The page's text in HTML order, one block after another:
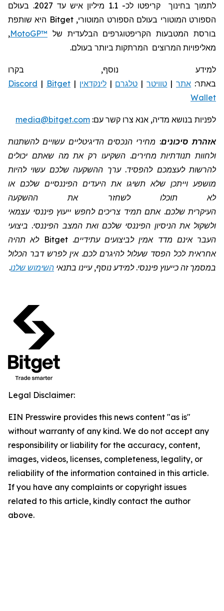
לתמוך בחינוך
קריפטו לכ- 1.1 מיליון איש עד 2027.
בעולם
הספורט המוטורי בעולם הספורט המוטורי, Bitget היא שותפת
בורסת המטבעות הקריפטוגרפים הבלעדית של MotoGP™
,
מאליפויות המרוצים המרתקות ביותר בעולם.
למידע נוסף, בקרו
באתר: אתר| טוויטר| טלגרם |לינקדאין |
Discord | Bitget
Wallet
לפניות בנושא מדיה, אנא צרו קשר עם: media@bitget.com
אזהרת סיכונים: מחירי הנכסים הדיגיטליים עשויים להשתנות
ולחוות תנודתיות מחירים. השקיעו רק את מה שאתם יכולים
להרשות לעצמכם להפסיד. ערך ההשקעה שלכם עשוי להיות
מושפע וייתכן שלא תשיגו את היעדים הפיננסיים שלכם או
לא תוכלו לשחזר את ההשקעה
העיקרית שלכם. אתם תמיד צריכים לחפש ייעוץ פיננסי עצמאי
ולשקול את הניסיון הפיננסי שלכם ואת המצב הפיננסי. ביצועי
העבר אינם מדד אמין לביצועים עתידיים.Bitget לא תהיה
אחראית לכל הפסד שעלול להיגרם לכם. אין לפרש דבר הכלול
במסמך זה כייעוץ פיננסי. למידע נוסף, עיינו בתנאי השימוש שלנו.
Legal Disclaimer:
EIN Presswire provides this news content "as is"
without warranty of any kind. We do not accept any
responsibility or liability for the accuracy, content,
images, videos, licenses, completeness, legality, or
reliability of the information contained in this article.
If you have any complaints or copyright issues
related to this article, kindly contact the author
above.